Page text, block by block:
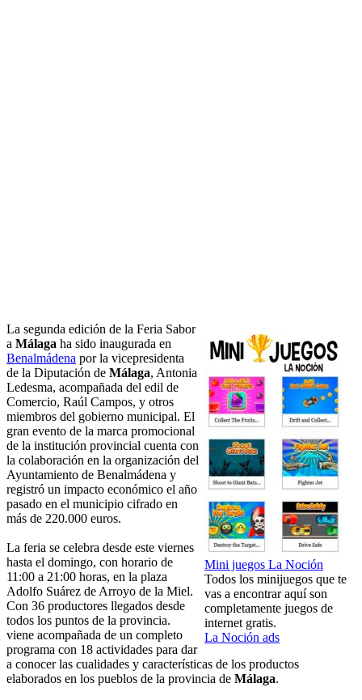
Mini juegos La Noción
Todos los minijuegos que te
vas a encontrar aquí son
completamente juegos de
internet gratis.
La Noción ads
La segunda edición de la Feria Sabor
a Málaga ha sido inaugurada en
Benalmádena por la vicepresidenta
de la Diputación de Málaga, Antonia
Ledesma, acompañada del edil de
Comercio, Raúl Campos, y otros
miembros del gobierno municipal. El
gran evento de la marca promocional
de la institución provincial cuenta con
la colaboración en la organización del
Ayuntamiento de Benalmádena y
registró un impacto económico el año
pasado en el municipio cifrado en
más de 220.000 euros.
La feria se celebra desde este viernes
hasta el domingo, con horario de
11:00 a 21:00 horas, en la plaza
Adolfo Suárez de Arroyo de la Miel.
Con 36 productores llegados desde
todos los puntos de la provincia.
viene acompañada de un completo
programa con 18 actividades para dar
a conocer las cualidades y características de los productos
elaborados en los pueblos de la provincia de Málaga.